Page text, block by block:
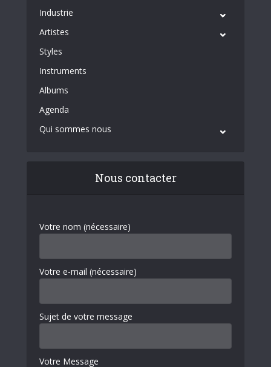
Industrie
Artistes
Styles
Instruments
Albums
Agenda
Qui sommes nous
Nous contacter
Votre nom (nécessaire)
Votre e-mail (nécessaire)
Sujet de votre message
Votre Message